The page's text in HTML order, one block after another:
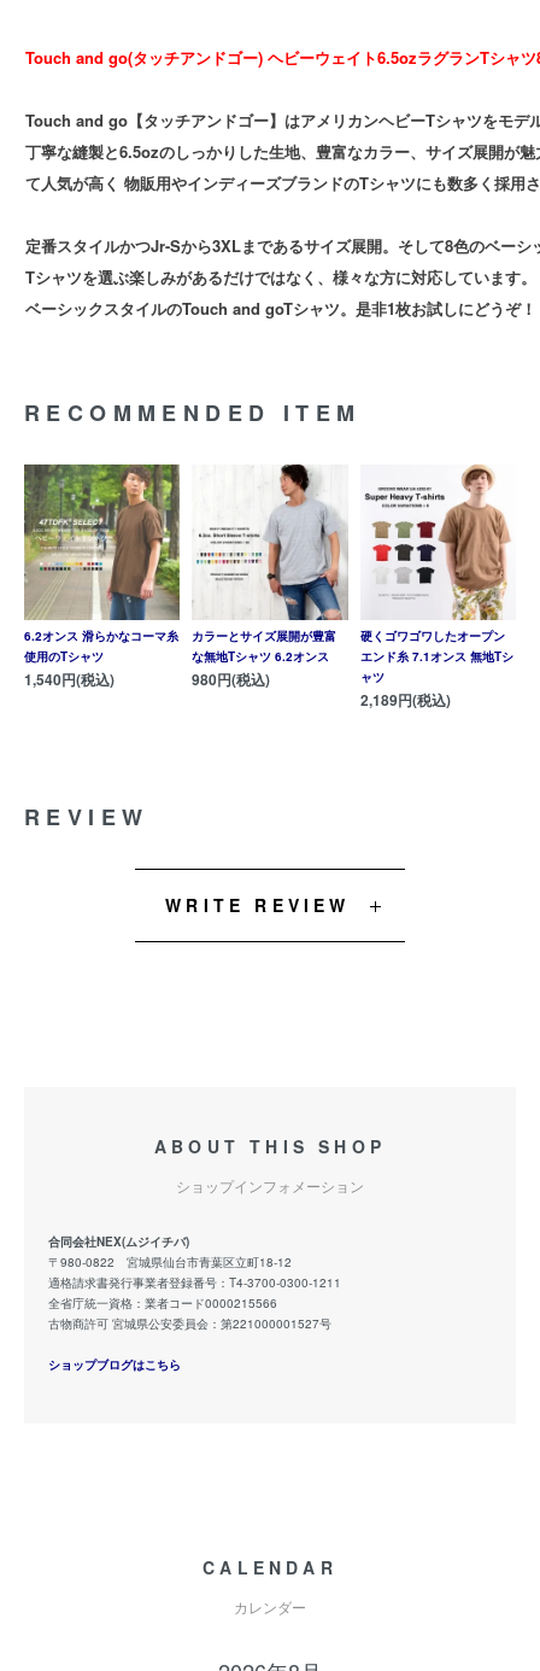
Touch and go(タッチアンドゴー) ヘビーウェイト6.5ozラグランTシャツ
Touch and go【タッチアンドゴー】はアメリカンヘビーTシャツをモデ
丁寧な縫製と6.5ozのしっかりした生地、豊富なカラー、サイズ展開が
て人気が高く 物販用やインディーズブランドのTシャツにも数多く採用
定番スタイルかつJr-Sから3XLまであるサイズ展開。そして8色のベーシ
Tシャツを選ぶ楽しみがあるだけではなく、様々な方に対応しています。
ベーシックスタイルのTouch and goTシャツ。是非1枚お試しにどうぞ！
RECOMMENDED ITEM
6.2オンス 滑らかなコーマ糸
使用のTシャツ
1,540円(税込)
カラーとサイズ展開が豊富
な無地Tシャツ 6.2オンス
980円(税込)
硬くゴワゴワしたオープン
エンド糸 7.1オンス 無地Tシ
ャツ
2,189円(税込)
REVIEW
WRITE REVIEW
ABOUT THIS SHOP
ショップインフォメーション
合同会社NEX(ムジイチバ)
〒980-0822 宮城県仙台市青葉区立町18-12
適格請求書発行事業者登録番号：T4-3700-0300-1211
全省庁統一資格：業者コード0000215566
古物商許可 宮城県公安委員会：第221000001527号
ショップブログはこちら
CALENDAR
カレンダー